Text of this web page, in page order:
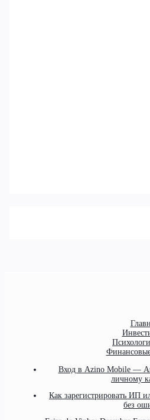
Вход в Azino Mobile —
личному
Как зарегистрировать ИП
без